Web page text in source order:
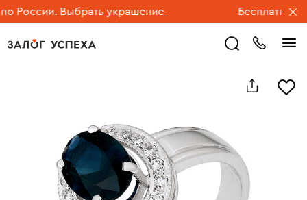
Выбрать украшение Бесплатная